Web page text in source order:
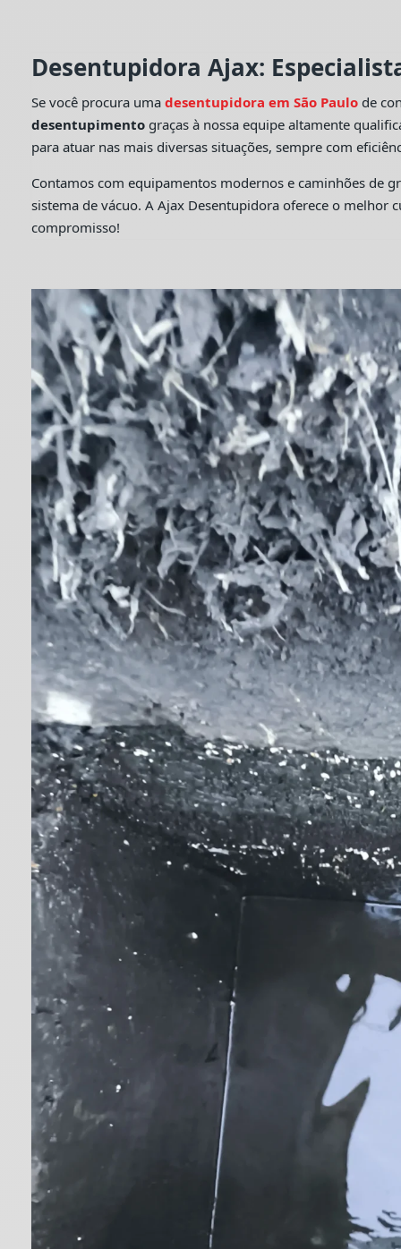
Desentupidora Ajax:
Se você procura uma desentupidora em São Paulo de
desentupimentograças à nossa equipe altamente
para atuar nas mais diversas situações, sempre com
Contamos com equipamentos modernos e caminhões de
sistema de vácuo. A Ajax Desentupidora oferece o melhor
compromisso!